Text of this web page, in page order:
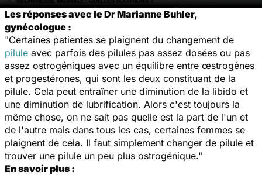
Les réponses avec le Dr Marianne Buhler,
gynécologue :
"Certaines patientes se plaignent du changement de
pilule avec parfois des pilules pas assez dosées ou pas
assez ostrogéniques avec un équilibre entre œstrogènes
et progestérones, qui sont les deux constituant de la
pilule. Cela peut entraîner une diminution de la libido et
une diminution de lubrification. Alors c'est toujours la
même chose, on ne sait pas quelle est la part de l'un et
de l'autre mais dans tous les cas, certaines femmes se
plaignent de cela. Il faut simplement changer de pilule et
trouver une pilule un peu plus ostrogénique."
En savoir plus :